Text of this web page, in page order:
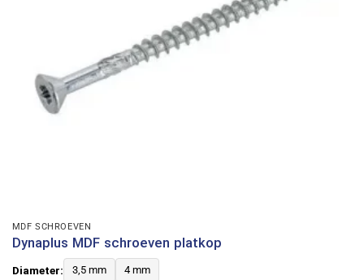
MDF SCHROEVEN
Dynaplus MDF schroeven platkop
Diameter: 3,5 mm 4 mm